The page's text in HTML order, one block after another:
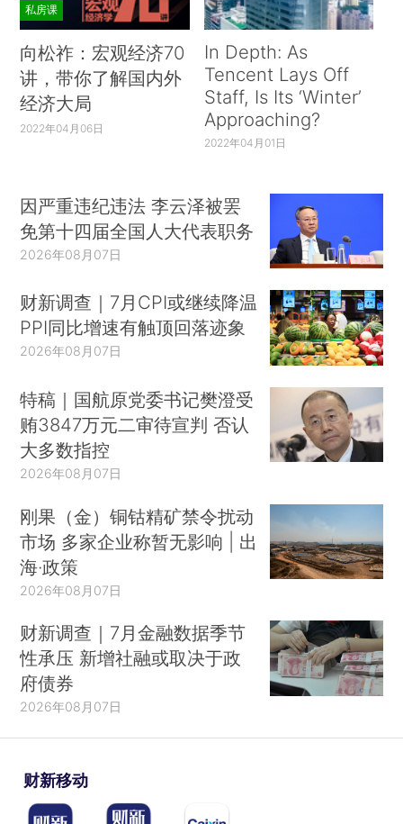
私房课
向松祚：宏观经济70
讲，带你了解国内外
经济大局
2022年04月06日
In Depth: As
Tencent Lays Off
Staff, Is Its ‘Winter’
Approaching?
2022年04月01日
因严重违纪违法 李云泽被罢
免第十四届全国人大代表职务
2026年08月07日
财新调查｜7月CPI或继续降温
PPI同比增速有触顶回落迹象
2026年08月07日
特稿｜国航原党委书记樊澄受
贿3847万元二审待宣判 否认
大多数指控
2026年08月07日
刚果（金）铜钴精矿禁令扰动
市场 多家企业称暂无影响 | 出
海·政策
2026年08月07日
财新调查｜7月金融数据季节
性承压 新增社融或取决于政
府债券
2026年08月07日
财新移动